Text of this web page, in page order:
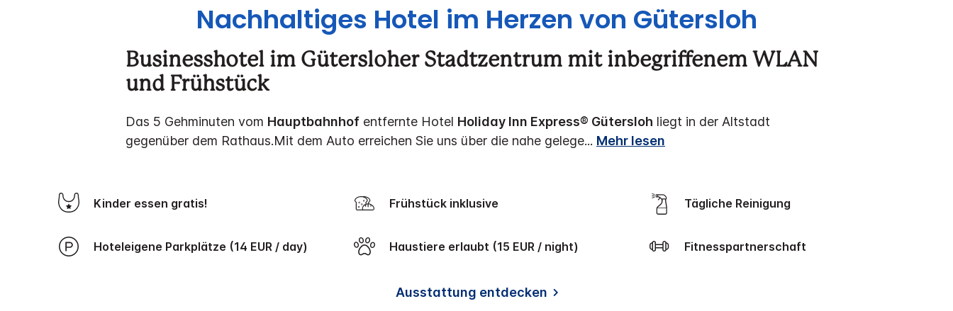
Nachhaltiges Hotel im Herzen von Gütersloh
Businesshotel im Gütersloher Stadtzentrum mit inbegriffenem WLAN
und Frühstück
Das 5 Gehminuten vom Hauptbahnhof entfernte Hotel Holiday Inn Express® Gütersloh liegt in der Altstadt
gegenüber dem Rathaus.Mit dem Auto erreichen Sie uns über die nahe gelege... Mehr lesen
Kinder essen gratis! Frühstück inklusive Tägliche Reinigung
Hoteleigene Parkplätze (14 EUR / day) Haustiere erlaubt (15 EUR / night) Fitnesspartnerschaft
Ausstattung entdecken